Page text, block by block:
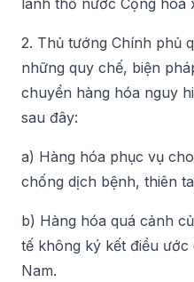
2. Thủ tướng Chính phủ
những quy chế, biện
chuyển hàng hóa nguy
sau đây:
a) Hàng hóa phục vụ
chống dịch bệnh, thiên
b) Hàng hóa quá cảnh
tế không ký kết điều ước
Nam.